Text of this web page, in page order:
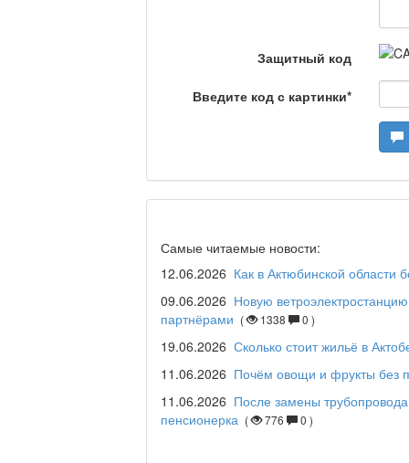
Станем чемпионами
Дәрігер не айтады?
Maslihat LIVE
Отчётная встреча
қаласы әкімінің
Защитный код
Введите код с картинки*
Самые читаемые новости:
12.06.2026 Как в Актюбинской области
09.06.2026 Новую
партнёрами ( 1338 0 )
19.06.2026 Сколько стоит жильё в
11.06.2026 Почём овощи и фрукты без
11.06.2026 После замены
пенсионерка ( 776 0 )